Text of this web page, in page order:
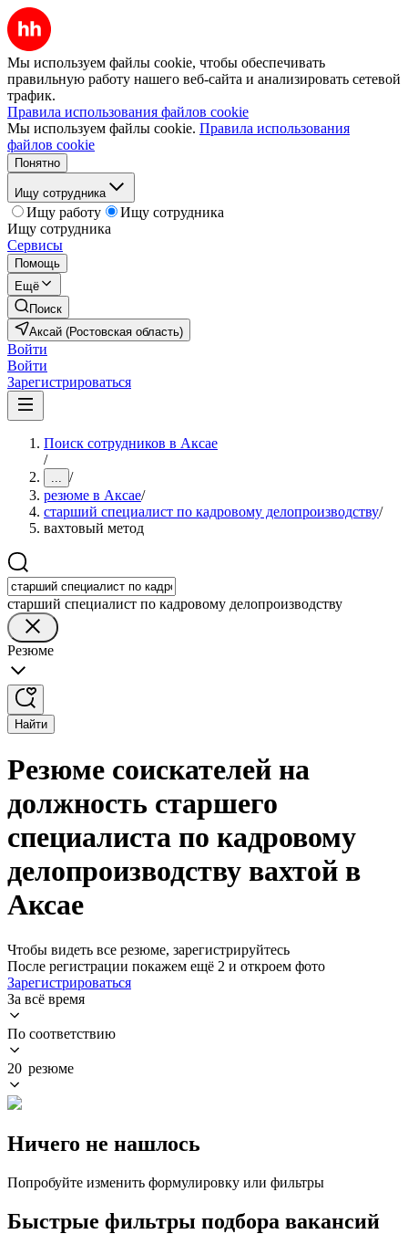
Мы используем файлы cookie, чтобы обеспечивать
правильную работу нашего веб-сайта и анализировать сетевой
трафик.
Правила использования файлов cookie
Мы используем файлы cookie. Правила использования
файлов cookie
Понятно
Ищу сотрудника
Ищу работу
Ищу сотрудника
Ищу сотрудника
Сервисы
Помощь
Ещё
Поиск
Аксай (Ростовская область)
Войти
Войти
Зарегистрироваться
Поиск сотрудников в Аксае
/
... /
резюме в Аксае/
старший специалист по кадровому делопроизводству/
вахтовый метод
старший специалист по кадровому делопроизводству
Резюме
Найти
Резюме соискателей на
должность старшего
специалиста по кадровому
делопроизводству вахтой в
Аксае
Чтобы видеть все резюме, зарегистрируйтесь
После регистрации покажем ещё 2 и откроем фото
Зарегистрироваться
За всё время
По соответствию
20 резюме
Ничего не нашлось
Попробуйте изменить формулировку или фильтры
Быстрые фильтры подбора вакансий